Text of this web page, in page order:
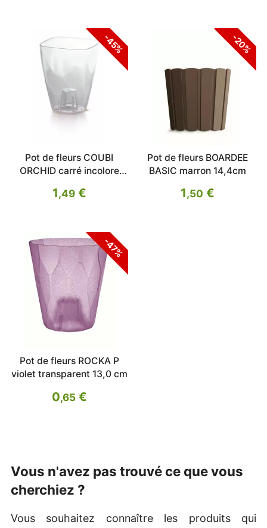
-45%
Pot de fleurs COUBI
ORCHID carré incolore
1,49€
-20%
Pot de fleurs BOARDEE
BASIC marron 14,4cm
1,50 €
-47%
Pot de fleurs ROCKA P
violet transparent 13,0 cm
0,65€
Vous n'avez pas trouvé ce que vous
cherchiez ?
Vous souhaitez connaître les produits qui